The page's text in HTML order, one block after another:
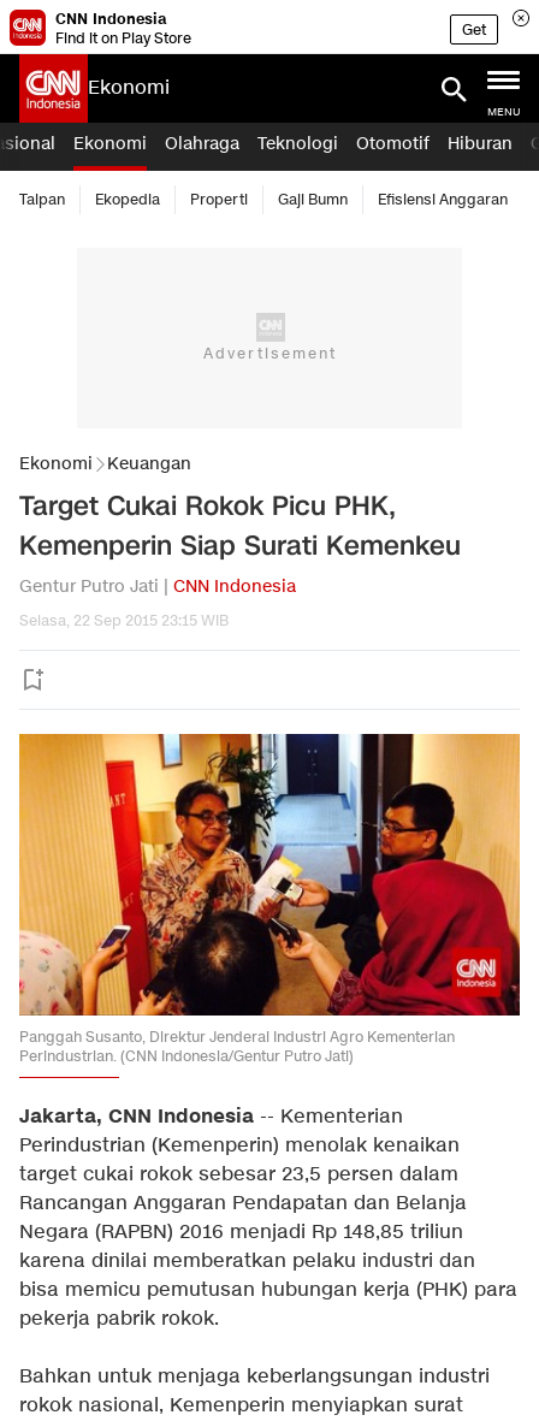
CNN Indonesia
Find it on Play Store
Get
Ekonomi
MENU
Ekonomi Olahraga Teknologi Otomotif Hiburan
Taipan Ekopedia Properti Gaji Bumn Efisiensi Anggaran
Ekonomi Keuangan
Target Cukai Rokok Picu PHK,
Kemenperin Siap Surati Kemenkeu
Gentur Putro Jati | CNN Indonesia
Selasa, 22 Sep 2015 23:15 WIB
Panggah Susanto, Direktur Jenderal Industri Agro Kementerian
Perindustrian. (CNN Indonesia/Gentur Putro Jati)
Jakarta, CNN Indonesia -- Kementerian
Perindustrian (Kemenperin) menolak kenaikan
target cukai rokok sebesar 23,5 persen dalam
Rancangan Anggaran Pendapatan dan Belanja
Negara (RAPBN) 2016 menjadi Rp 148,85 triliun
karena dinilai memberatkan pelaku industri dan
bisa memicu pemutusan hubungan kerja (PHK) para
pekerja pabrik rokok.
Bahkan untuk menjaga keberlangsungan industri
rokok nasional, Kemenperin menyiapkan surat